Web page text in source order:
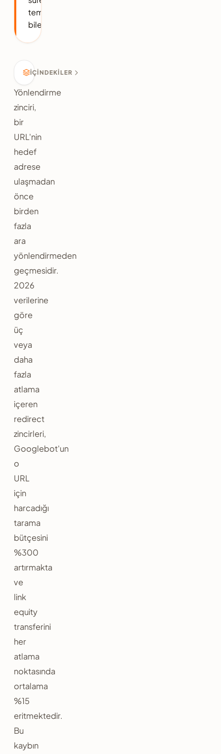
temel
bileşenleridir.
İÇINDEKILER
Yönlendirme
zinciri,
bir
URL'nin
hedef
adrese
ulaşmadan
önce
birden
fazla
ara
yönlendirmeden
geçmesidir.
2026
verilerine
göre
üç
veya
daha
fazla
atlama
içeren
redirect
zincirleri,
Googlebot'un
o
URL
için
harcadığı
tarama
bütçesini
%300
artırmakta
ve
link
equity
transferini
her
atlama
noktasında
ortalama
%15
eritmektedir.
Bu
kaybın